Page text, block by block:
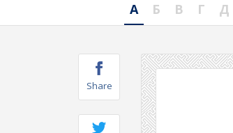
А Б В Г Д
Share